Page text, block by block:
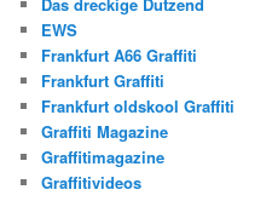
EWS
Frankfurt A66 Graffiti
Frankfurt Graffiti
Frankfurt oldskool Graffiti
Graffiti Magazine
Graffitimagazine
Graffitivideos